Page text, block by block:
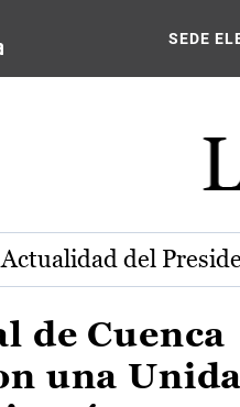
de SEDE
Actualidad del
de Cuenca
una